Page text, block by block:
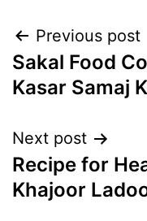
Post
Previous post
Sakal Food
Kasar Samaj
Next post
Recipe for
Khajoor